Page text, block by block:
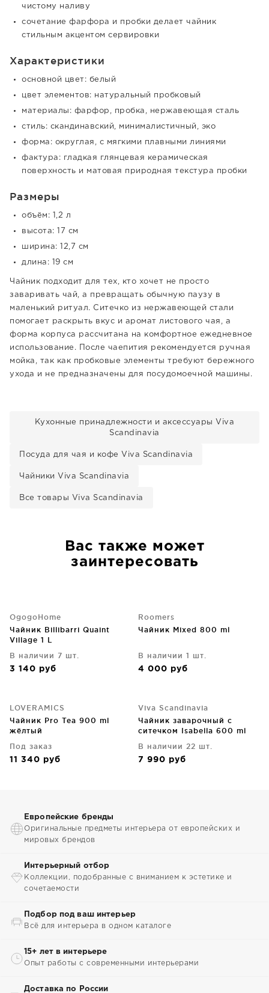
чистому наливу
сочетание фарфора и пробки делает чайник
стильным акцентом сервировки
Характеристики
основной цвет: белый
цвет элементов: натуральный пробковый
материалы: фарфор, пробка, нержавеющая сталь
стиль: скандинавский, минималистичный, эко
форма: округлая, с мягкими плавными линиями
фактура: гладкая глянцевая керамическая
поверхность и матовая природная текстура пробки
Размеры
объём: 1,2 л
высота: 17 см
ширина: 12,7 см
длина: 19 см
Чайник подходит для тех, кто хочет не просто
заваривать чай, а превращать обычную паузу в
маленький ритуал. Ситечко из нержавеющей стали
помогает раскрыть вкус и аромат листового чая, а
форма корпуса рассчитана на комфортное ежедневное
использование. После чаепития рекомендуется ручная
мойка, так как пробковые элементы требуют бережного
ухода и не предназначены для посудомоечной машины.
Кухонные принадлежности и аксессуары Viva
Scandinavia
Посуда для чая и кофе Viva Scandinavia
Чайники Viva Scandinavia
Все товары Viva Scandinavia
Вас также может
заинтересовать
OgogoHome
Чайник Billibarri Quaint
Village 1 L
В наличии 7 шт.
3 140 руб
Roomers
Чайник Mixed 800 ml
В наличии 1 шт.
4 000 руб
LOVERAMICS
Чайник Pro Tea 900 ml
жёлтый
Под заказ
11 340 руб
Viva Scandinavia
Чайник заварочный с
ситечком Isabella 600 ml
В наличии 22 шт.
7 990 руб
Европейские бренды
Оригинальные предметы интерьера от европейских и
мировых брендов
Интерьерный отбор
Коллекции, подобранные с вниманием к эстетике и
сочетаемости
Подбор под ваш интерьер
Всё для интерьера в одном каталоге
15+ лет в интерьере
Опыт работы с современными интерьерами
Доставка по России